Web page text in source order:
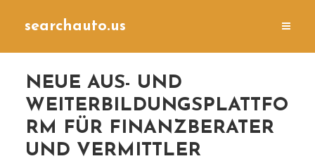
searchauto.us
NEUE AUS- UND
WEITERBILDUNGSPLATTFO
RM FÜR FINANZBERATER
UND VERMITTLER